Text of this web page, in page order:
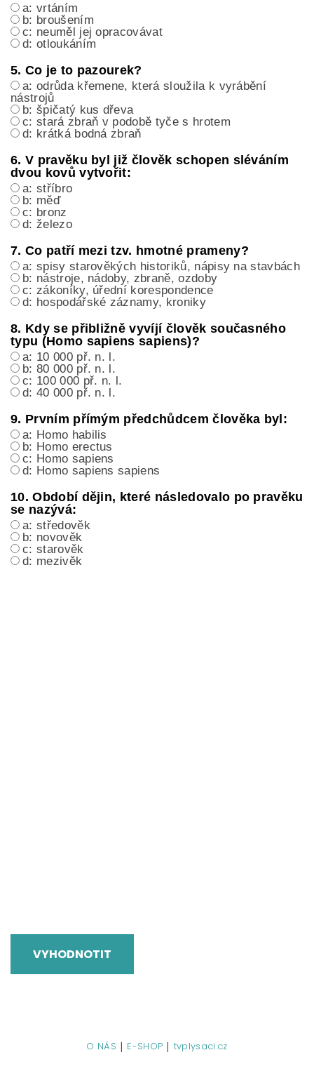
a: vrtáním
b: broušením
c: neuměl jej opracovávat
d: otloukáním
5. Co je to pazourek?
a: odrůda křemene, která sloužila k vyrábění
nástrojů
b: špičatý kus dřeva
c: stará zbraň v podobě tyče s hrotem
d: krátká bodná zbraň
6. V pravěku byl již člověk schopen sléváním
dvou kovů vytvořit:
a: stříbro
b: měď
c: bronz
d: železo
7. Co patří mezi tzv. hmotné prameny?
a: spisy starověkých historiků, nápisy na stavbách
b: nástroje, nádoby, zbraně, ozdoby
c: zákoníky, úřední korespondence
d: hospodářské záznamy, kroniky
8. Kdy se přibližně vyvíjí člověk současného
typu (Homo sapiens sapiens)?
a: 10 000 př. n. l.
b: 80 000 př. n. l.
c: 100 000 př. n. l.
d: 40 000 př. n. l.
9. Prvním přímým předchůdcem člověka byl:
a: Homo habilis
b: Homo erectus
c: Homo sapiens
d: Homo sapiens sapiens
10. Období dějin, které následovalo po pravěku
se nazývá:
a: středověk
b: novověk
c: starověk
d: mezivěk
VYHODNOTIT
O NÁS | E-SHOP | tvplysaci.cz